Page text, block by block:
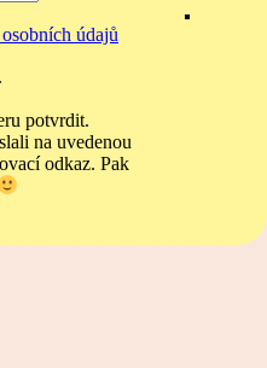
údajů
potvrdit.
na uvedenou
odkaz. Pak